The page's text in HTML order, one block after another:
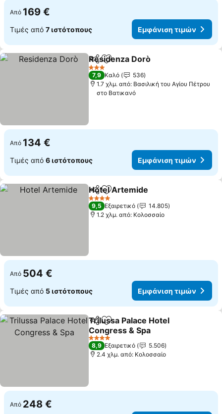
Από 169 €
Τιμές από 7 ιστότοπους Εμφάνιση τιμών
Κοινοποίηση
Προσθήκη στα αγαπημένα
Residenza Dorò
3 Αστέρια
7,9 Καλό
536
1.7 χλμ. από: Βασιλική του Αγίου Πέτρου
στο Βατικανό
Από 134 €
Τιμές από 6 ιστότοπους Εμφάνιση τιμών
Κοινοποίηση
Προσθήκη στα αγαπημένα
Hotel Artemide
4 Αστέρια
9,5 Εξαιρετικό
14.805
1.2 χλμ. από: Κολοσσαίο
Από 504 €
Τιμές από 5 ιστότοπους Εμφάνιση τιμών
Κοινοποίηση
Προσθήκη στα αγαπημένα
Trilussa Palace Hotel
Congress & Spa
4 Αστέρια
8,9 Εξαιρετικό
5.506
2.4 χλμ. από: Κολοσσαίο
Από 248 €